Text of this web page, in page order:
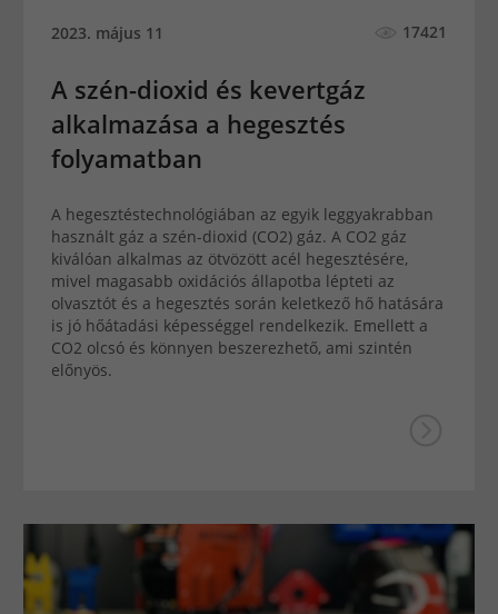
2023. május 11 17421
A szén-dioxid és kevertgáz
alkalmazása a hegesztés
folyamatban
A hegesztéstechnológiában az egyik leggyakrabban
használt gáz a szén-dioxid (CO2) gáz. A CO2 gáz
kiválóan alkalmas az ötvözött acél hegesztésére,
mivel magasabb oxidációs állapotba lépteti az
olvasztót és a hegesztés során keletkező hő hatására
is jó hőátadási képességgel rendelkezik. Emellett a
CO2 olcsó és könnyen beszerezhető, ami szintén
előnyös.